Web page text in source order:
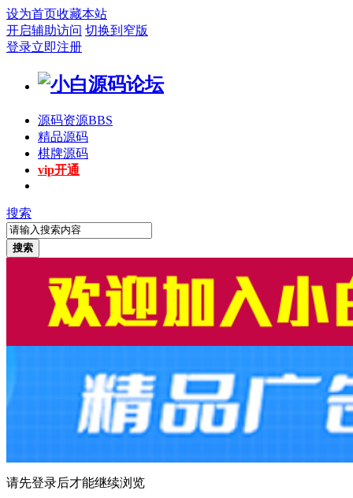
设为首页收藏本站
开启辅助访问 切换到窄版
登录立即注册
源码资源BBS
精品源码
棋牌源码
vip开通
搜索
搜索
请先登录后才能继续浏览